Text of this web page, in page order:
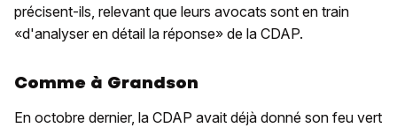
précisent-ils, relevant que leurs avocats sont en train
«d'analyser en détail la réponse» de la CDAP.
Comme à Grandson
En octobre dernier, la CDAP avait déjà donné son feu vert